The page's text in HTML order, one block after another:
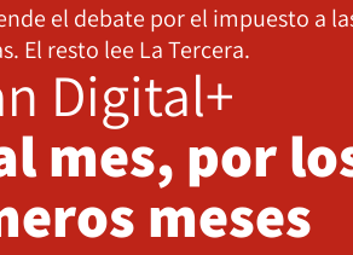
el debate por el impuesto a
El resto lee La Tercera.
Digital+
mes, por
meses